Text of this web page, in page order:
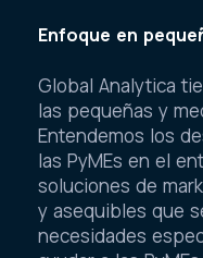
Enfoque en
Global Analytica
las pequeñas y
Entendemos los
las PyMEs en el
soluciones de
y asequibles que
necesidades